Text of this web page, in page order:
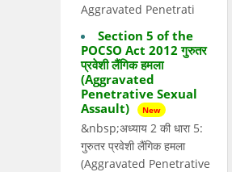
Aggravated Penetrati
Section 5 of the
POCSO Act 2012 गुरुतर
प्रवेशी लैंगिक हमला
(Aggravated
Penetrative Sexual
Assault)
New
&nbsp;अध्याय 2 की धारा 5:
गुरुतर प्रवेशी लैंगिक हमला
(Aggravated Penetrative